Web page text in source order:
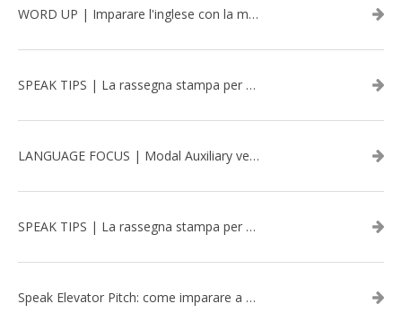
WORD UP | Imparare l'inglese con la musica: David Bowie
SPEAK TIPS | La rassegna stampa per migliorare l’inglese - aprile 2026
LANGUAGE FOCUS | Modal Auxiliary verbs in the past
SPEAK TIPS | La rassegna stampa per migliorare l’inglese - marzo 2026
Speak Elevator Pitch: come imparare a gestire una presentazione in inglese